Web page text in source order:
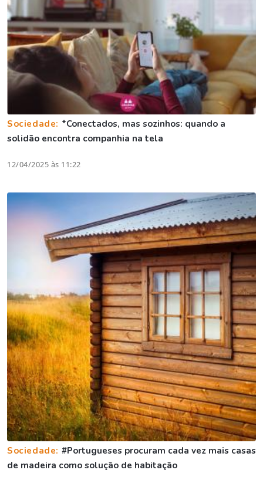
Sociedade: *Conectados, mas sozinhos: quando a
solidão encontra companhia na tela
12/04/2025 às 11:22
Sociedade: #Portugueses procuram cada vez mais casas
de madeira como solução de habitação